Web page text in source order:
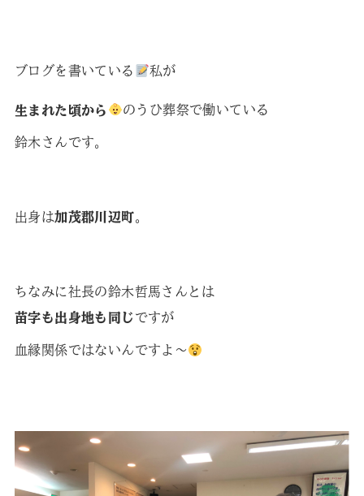
ブログを書いている 私が
生まれた頃から のうひ葬祭で働いている
鈴木さんです。
出身は加茂郡川辺町。
ちなみに社長の鈴木哲馬さんとは
苗字も出身地も同じ ですが
血縁関係ではないんですよ〜